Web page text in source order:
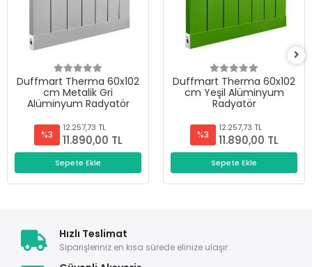
Duffmart Therma 60x102
cm Metalik Gri
Alüminyum Radyatör
%3
12.257,73 TL
11.890,00 TL
Sepete Ekle
Duffmart Therma 60x102
cm Yeşil Alüminyum
Radyatör
%3
12.257,73 TL
11.890,00 TL
Sepete Ekle
Hızlı Teslimat
Siparişleriniz en kısa sürede elinize ulaşır.